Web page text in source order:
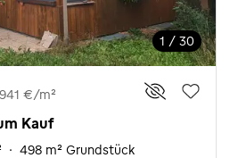
1 / 30
€/m²
Kauf
· 498 m² Grundstück